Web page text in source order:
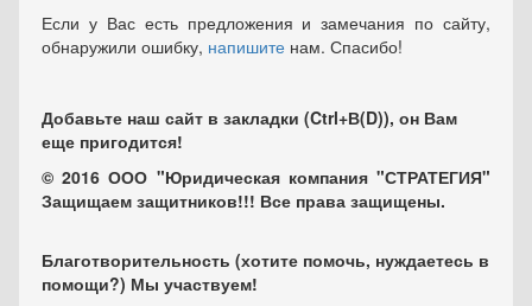
Если у Вас есть предложения и замечания по сайту,
обнаружили ошибку, напишите нам. Спасибо!
Добавьте наш сайт в закладки (Ctrl+В(D)), он Вам
еще пригодится!
© 2016 ООО "Юридическая компания "СТРАТЕГИЯ"
Защищаем защитников!!! Все права защищены.
Благотворительность (хотите помочь, нуждаетесь в
помощи?) Мы участвуем!